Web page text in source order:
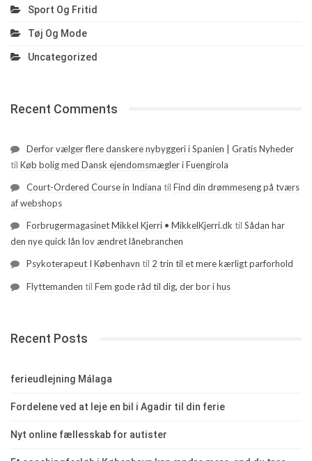
Sport Og Fritid
Tøj Og Mode
Uncategorized
Recent Comments
Derfor vælger flere danskere nybyggeri i Spanien | Gratis Nyheder
til Køb bolig med Dansk ejendomsmægler i Fuengirola
Court-Ordered Course in Indiana til Find din drømmeseng på tværs
af webshops
Forbrugermagasinet Mikkel Kjerri • MikkelKjerri.dk til Sådan har
den nye quick lån lov ændret lånebranchen
Psykoterapeut I København til 2 trin til et mere kærligt parforhold
Flyttemanden til Fem gode råd til dig, der bor i hus
Recent Posts
ferieudlejning Málaga
Fordelene ved at leje en bil i Agadir til din ferie
Nyt online fællesskab for autister